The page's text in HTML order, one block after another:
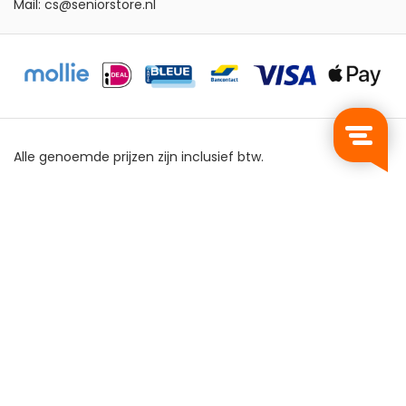
Mail: cs@seniorstore.nl
Alle genoemde prijzen zijn inclusief btw.